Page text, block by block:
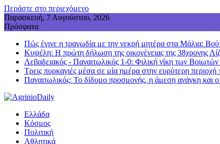
Περάστε στο περιεχόμενο
Παρασκευή, 7 Αυγούστου, 2026
Πρόσφατα
Πώς έγινε η τραγωδία με την νεκρή μητέρα στα Μάλια:
Κυψέλη: Η πρώτη δήλωση της οικογένειας της 38χρονης
Λεβαδειακός - Παναιτωλικός 1-0: Φιλική νίκη των Βοιωτών
Τρεις πυρκαγιές μέσα σε μία ημέρα στην ευρύτερη
Παναιτωλικός: Το δίδυμο προσμονής, η άμεση ανάγκη και
Ελλάδα
Κόσμος
Πολιτική
Αθλητικά